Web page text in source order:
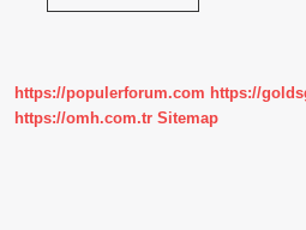
https://populerforum.com https://
https://omh.com.tr Sitemap